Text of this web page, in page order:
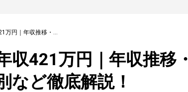
【大和重工】平均年収421万円｜年収推移・業界・年代・役職別など徹底解説！
収421万円｜年収推移・
など徹底解説！